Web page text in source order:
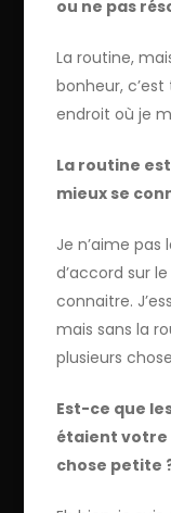
ou ne pas
La routine,
bonheur,
endroit où je
La routine
mieux se
Je n’aime pas
d’accord sur
connaitre.
mais sans la
plusieurs
Est-ce que
étaient votre
chose petite